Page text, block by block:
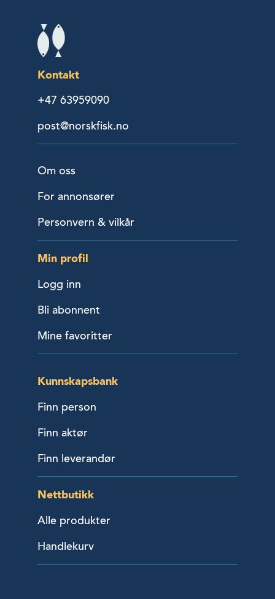
Kontakt
+47 63959090
post@norskfisk.no
Om oss
For annonsører
Personvern & vilkår
Min profil
Logg inn
Bli abonnent
Mine favoritter
Kunnskapsbank
Finn person
Finn aktør
Finn leverandør
Nettbutikk
Alle produkter
Handlekurv